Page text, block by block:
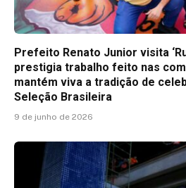
Prefeito Renato Junior visita
prestigia trabalho feito nas
mantém viva a tradição de
Seleção Brasileira
9 de junho de 2026